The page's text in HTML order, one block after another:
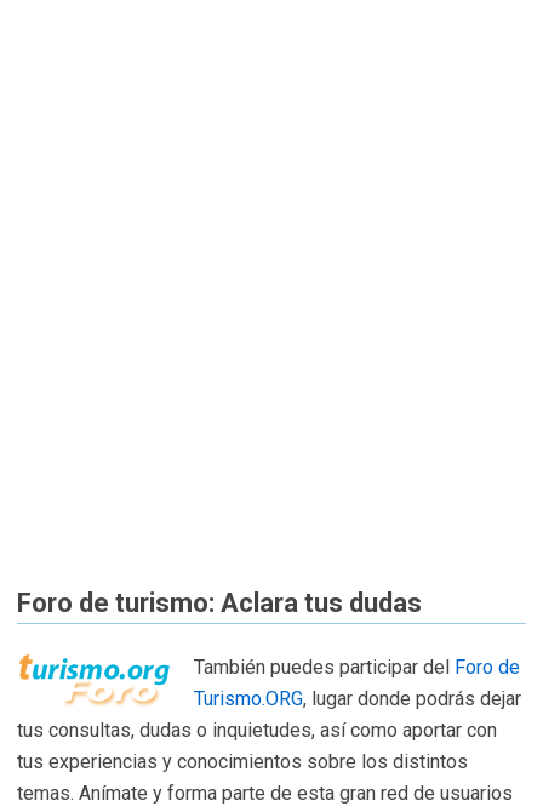
Foro de turismo: Aclara tus dudas
También puedes participar del Foro de
Turismo.ORG, lugar donde podrás dejar
tus consultas, dudas o inquietudes, así como aportar con
tus experiencias y conocimientos sobre los distintos
temas. Anímate y forma parte de esta gran red de usuarios